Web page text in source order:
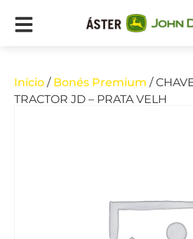
Início / Bonés Premium /
TRACTOR JD – PRATA VELH